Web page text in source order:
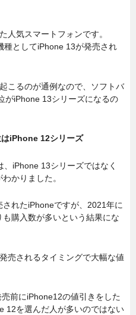
人気スマートフォンです。
としてiPhone 13が発売され
こるのが通例なので、ソフトバ
がiPhone 13シリーズになるの
iPhone 12シリーズ
iPhone 13シリーズではなく
かりました。
れたiPhoneですが、2021年に
購入数が多いという結果にな
売されるタイミングで大幅な値
前にiPhone12の値引きをした
12を選んだ人が多いのではない